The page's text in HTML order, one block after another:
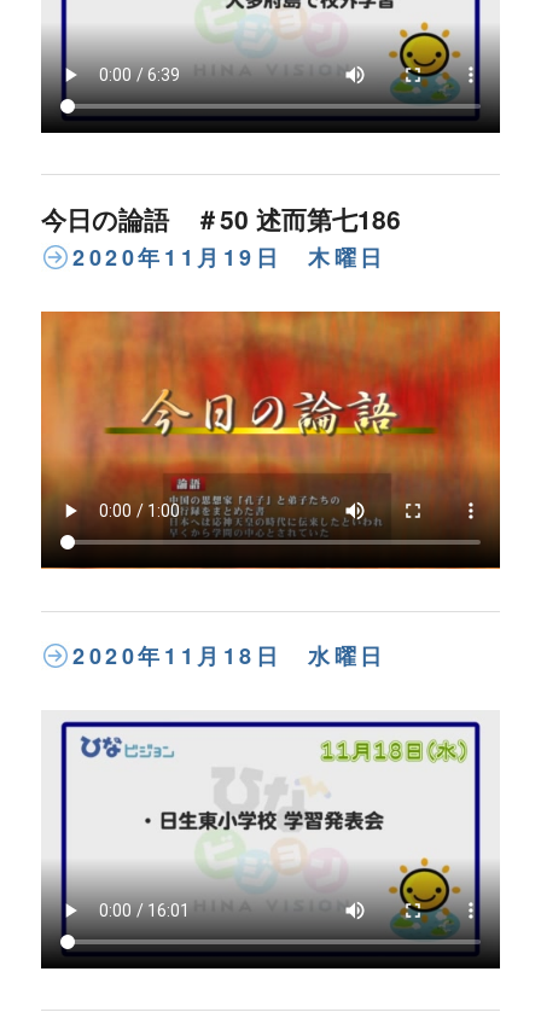
今日の論語 ＃50 述而第七186
2020年11月19日 木曜日
2020年11月18日 水曜日